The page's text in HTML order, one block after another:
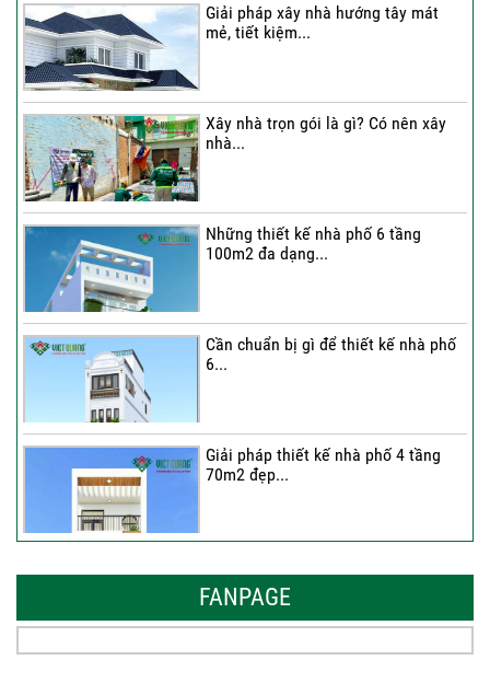
Giải pháp xây nhà hướng tây mát
mẻ, tiết kiệm...
Xây nhà trọn gói là gì? Có nên xây
nhà...
Những thiết kế nhà phố 6 tầng
100m2 đa dạng...
Cần chuẩn bị gì để thiết kế nhà phố
6...
Giải pháp thiết kế nhà phố 4 tầng
70m2 đẹp...
đẹp, sang...
FANPAGE